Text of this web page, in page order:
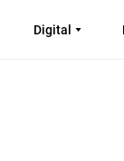
Digital